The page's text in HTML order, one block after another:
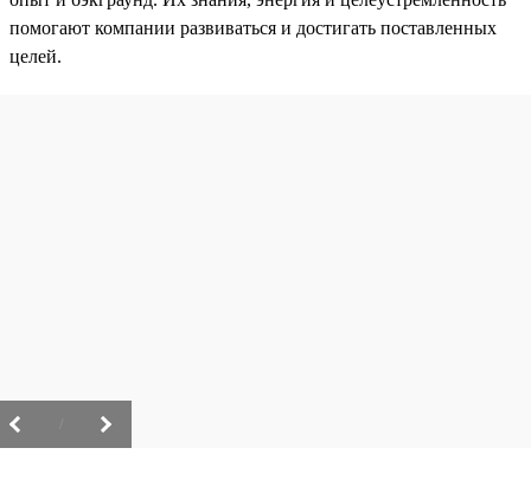
помогают компании развиваться и достигать поставленных
целей.